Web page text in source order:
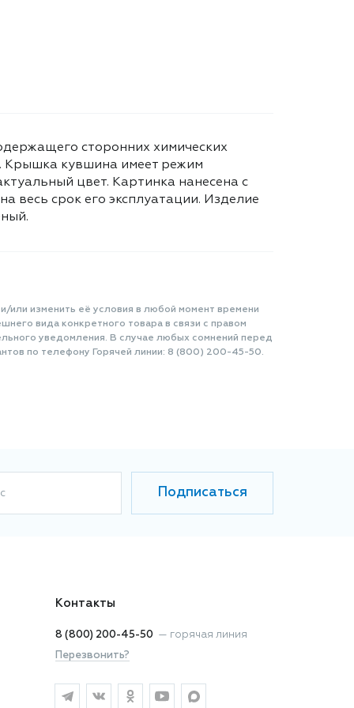
сторонних химических
Крышка кувшина имеет режим
цвет. Картинка нанесена с
весь срок его эксплуатации. Изделие
или изменить её условия в любой момент времени
вида конкретного товара в связи с правом
уведомления. В случае любых сомнений перед
по телефону Горячей линии: 8 (800) 200-45-50.
Подписаться
Контакты
8 (800) 200-45-50 — горячая линия
Перезвонить?